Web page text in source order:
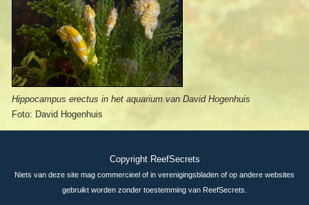
Hippocampus erectus in het aquarium van David Hogenhuis
Foto: David Hogenhuis
Copyright ReefSecrets
Niets van deze site mag commercieel of in verenigingsbladen of op andere websites
gebruikt worden zonder toestemming van ReefSecrets.